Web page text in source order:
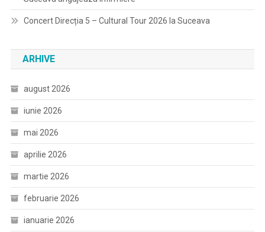
Concert Direcția 5 – Cultural Tour 2026 la Suceava
ARHIVE
august 2026
iunie 2026
mai 2026
aprilie 2026
martie 2026
februarie 2026
ianuarie 2026